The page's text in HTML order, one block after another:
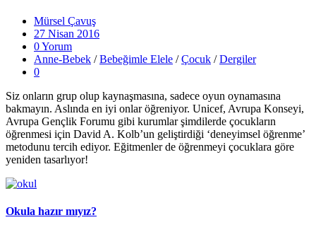
Mürsel Çavuş
27 Nisan 2016
0 Yorum
Anne-Bebek /Bebeğimle Elele /Çocuk /Dergiler
0
Siz onların grup olup kaynaşmasına, sadece oyun oynamasına
bakmayın. Aslında en iyi onlar öğreniyor. Unicef, Avrupa Konseyi,
Avrupa Gençlik Forumu gibi kurumlar şimdilerde çocukların
öğrenmesi için David A. Kolb’un geliştirdiği ‘deneyimsel öğrenme’
metodunu tercih ediyor. Eğitmenler de öğrenmeyi çocuklara göre
yeniden tasarlıyor!
Okula hazır mıyız?